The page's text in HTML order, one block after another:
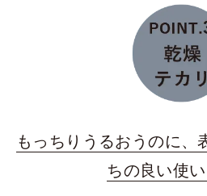
もっちりうるおうのに、
ちの良い使